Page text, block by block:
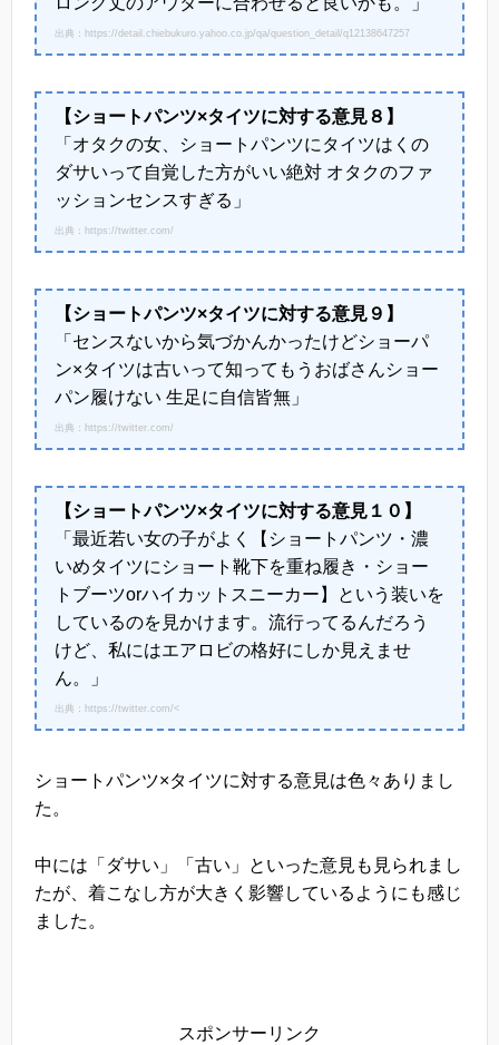
出典：https://detail.chiebukuro.yahoo.co.jp/qa/question_detail/q12138647257
【ショートパンツ×タイツに対する意見８】
「オタクの女、ショートパンツにタイツはくの
ダサいって自覚した方がいい絶対 オタクのファ
ッションセンスすぎる」
出典：https://twitter.com/
【ショートパンツ×タイツに対する意見９】
「センスないから気づかんかったけどショーパ
ン×タイツは古いって知ってもうおばさんショー
パン履けない 生足に自信皆無」
出典：https://twitter.com/
【ショートパンツ×タイツに対する意見１０】
「最近若い女の子がよく【ショートパンツ・濃
いめタイツにショート靴下を重ね履き・ショー
トブーツorハイカットスニーカー】という装いを
しているのを見かけます。流行ってるんだろう
けど、私にはエアロビの格好にしか見えませ
ん。」
出典：https://twitter.com/<
ショートパンツ×タイツに対する意見は色々ありまし
た。
中には「ダサい」「古い」といった意見も見られまし
たが、着こなし方が大きく影響しているようにも感じ
ました。
スポンサーリンク